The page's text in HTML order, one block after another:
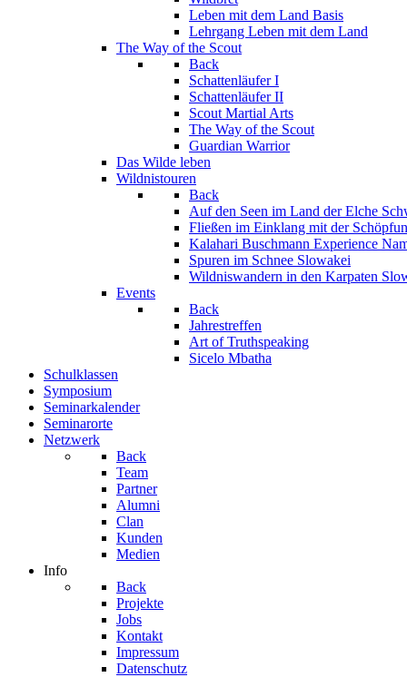
Leben mit dem Land Basis
Lehrgang Leben mit dem Land
The Way of the Scout
Back
Schattenläufer I
Schattenläufer II
Scout Martial Arts
The Way of the Scout
Guardian Warrior
Das Wilde leben
Wildnistouren
Back
Auf den Seen im Land der Elche
Fließen im Einklang mit der
Kalahari Buschmann Experience
Spuren im Schnee Slowakei
Wildniswandern in den Karpaten
Events
Back
Jahrestreffen
Art of Truthspeaking
Sicelo Mbatha
Schulklassen
Symposium
Seminarkalender
Seminarorte
Netzwerk
Back
Team
Partner
Alumni
Clan
Kunden
Medien
Info
Back
Projekte
Jobs
Kontakt
Impressum
Datenschutz